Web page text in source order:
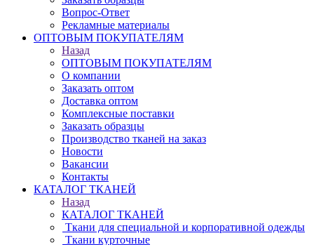
Вопрос-Ответ
Рекламные материалы
ОПТОВЫМ ПОКУПАТЕЛЯМ
Назад
ОПТОВЫМ ПОКУПАТЕЛЯМ
О компании
Заказать оптом
Доставка оптом
Комплексные поставки
Заказать образцы
Производство тканей на заказ
Новости
Вакансии
Контакты
КАТАЛОГ ТКАНЕЙ
Назад
КАТАЛОГ ТКАНЕЙ
Ткани для специальной и корпоративной одежды
Ткани курточные